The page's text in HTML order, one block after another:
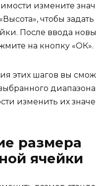
измените
чтобы
После ввода
на кнопку «ОК».
этих шагов вы
изменить их
размера
ячейки